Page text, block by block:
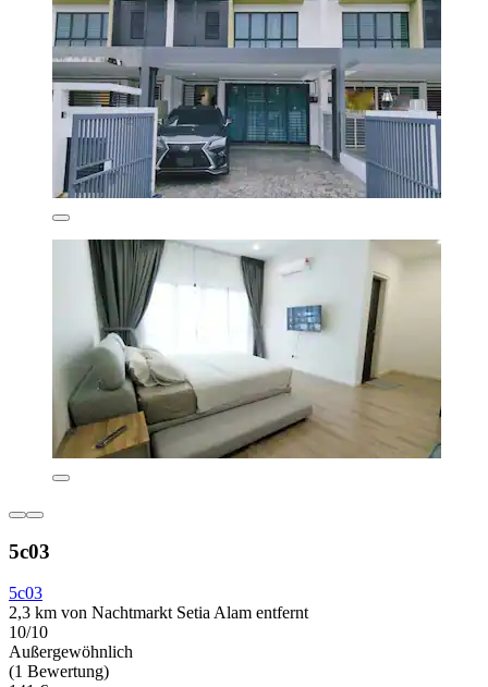
5c03
5c03
2,3 km von Nachtmarkt Setia Alam entfernt
10/10
Außergewöhnlich
(1 Bewertung)